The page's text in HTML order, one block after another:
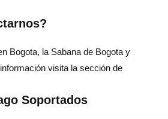
Bogota, la Sabana de Bogota y
visita la sección de
Soportados